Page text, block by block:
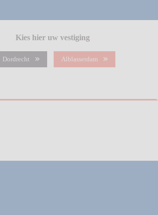
Kies hier uw vestiging
Dordrecht Alblasserdam